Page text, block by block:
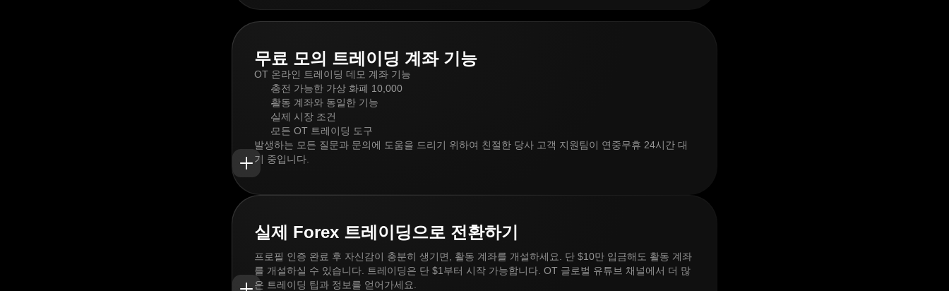
무료 모의 트레이딩 계좌 기능
OT 온라인 트레이딩 데모 계좌 기능
충전 가능한 가상 화폐 10,000
활동 계좌와 동일한 기능
실제 시장 조건
모든 OT 트레이딩 도구
발생하는 모든 질문과 문의에 도움을 드리기 위하여 친절한 당사 고객 지원팀이 연중무휴 24시간 대
기 중입니다.
실제 Forex 트레이딩으로 전환하기
프로필 인증 완료 후 자신감이 충분히 생기면, 활동 계좌를 개설하세요. 단 $10만 입금해도 활동 계좌
를 개설하실 수 있습니다. 트레이딩은 단 $1부터 시작 가능합니다. OT 글로벌 유튜브 채널에서 더 많
은 트레이딩 팁과 정보를 얻어가세요.